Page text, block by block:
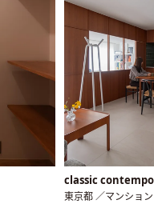
classic
東京都 ／マンショ